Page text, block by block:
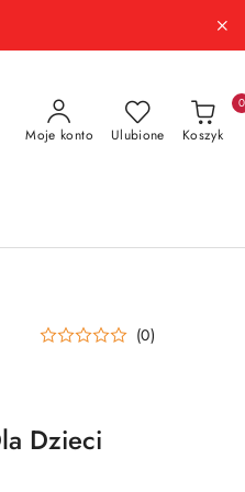
Moje konto Ulubione Koszyk
0
(0)
Dzieci